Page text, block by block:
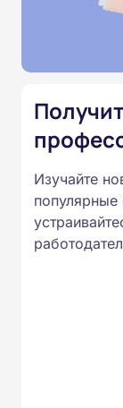
России
Изучайте